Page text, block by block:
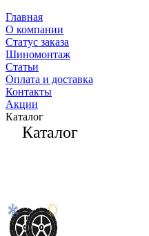
Главная
О компании
Статус заказа
Шиномонтаж
Статьи
Оплата и доставка
Контакты
Акции
Каталог
Каталог